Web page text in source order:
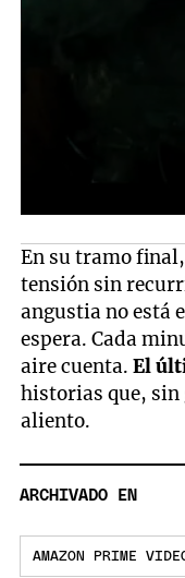
En su tramo
tensión sin
angustia no está
espera. Cada
aire cuenta.El
historias que,
aliento.
ARCHIVADO EN
AMAZON PRIME